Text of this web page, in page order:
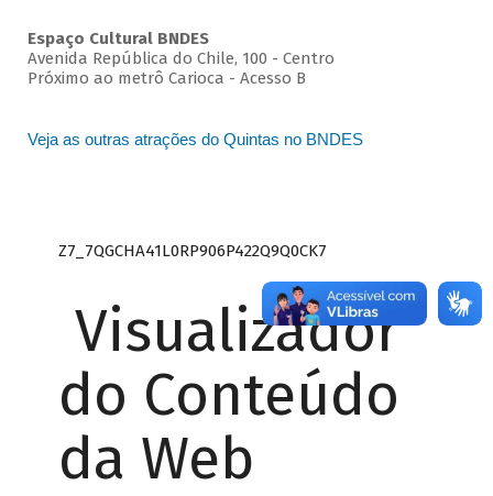
Espaço Cultural BNDES
Avenida República do Chile, 100 - Centro
Próximo ao metrô Carioca - Acesso B
Veja as outras atrações do Quintas no BNDES
Z7_7QGCHA41L0RP906P422Q9Q0CK7
Visualizador
do Conteúdo
da Web